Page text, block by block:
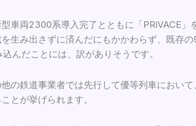
車両2300系導入完了とともに「PRiVACE」
生み出さずに済んだにもかかわらず、既存
込んだことには、訳がありそうです。
の鉄道事業者では先行して優等列車におい
とが挙げられます。